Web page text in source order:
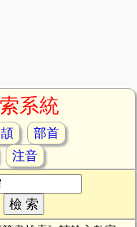
系統
部首
注音